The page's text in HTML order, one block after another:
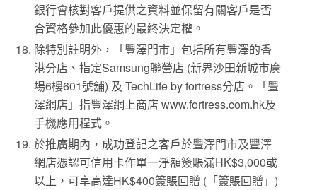
銀行會核對客戶提供之資料並保留有關客戶是否
合資格參加此優惠的最終決定權。
除特別註明外，「豐澤門市」包括所有豐澤的香
港分店、指定Samsung聯營店 (新界沙田新城市廣
場6樓601號舖) 及 TechLife by fortress分店。「豐
澤網店」指豐澤網上商店 www.fortress.com.hk及
手機應用程式。
於推廣期內，成功登記之客戶於豐澤門市及豐澤
網店憑認可信用卡作單一淨額簽賬滿HK$3,000或
以上，可享高達HK$400簽賬回贈 (「簽賬回贈」)